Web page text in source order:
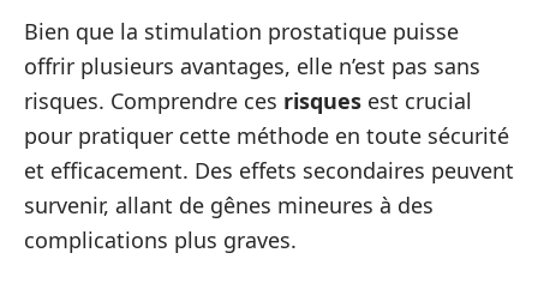
Bien que la stimulation prostatique puisse
offrir plusieurs avantages, elle n’est pas sans
risques. Comprendre ces risques est crucial
pour pratiquer cette méthode en toute sécurité
et efficacement. Des effets secondaires peuvent
survenir, allant de gênes mineures à des
complications plus graves.